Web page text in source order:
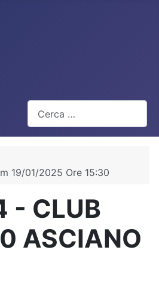
19/01/2025 Ore 15:30
- CLUB
ASCIANO